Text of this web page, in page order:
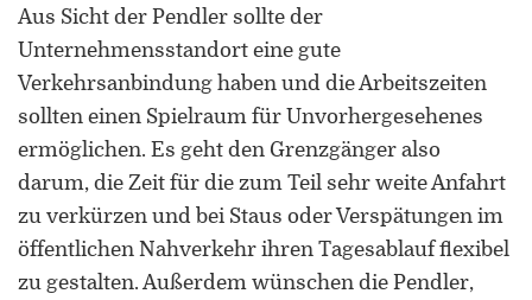
Aus Sicht der Pendler sollte der
Unternehmensstandort eine gute
Verkehrsanbindung haben und die Arbeitszeiten
sollten einen Spielraum für Unvorhergesehenes
ermöglichen. Es geht den Grenzgänger also
darum, die Zeit für die zum Teil sehr weite Anfahrt
zu verkürzen und bei Staus oder Verspätungen im
öffentlichen Nahverkehr ihren Tagesablauf flexibel
zu gestalten. Außerdem wünschen die Pendler,